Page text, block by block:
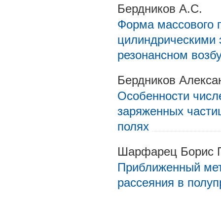
Бердников А.С.
Форма массового
цилиндрическими
резонансном
Бердников
Особенности
заряженных
полях
Шарфарец Борис
Приближенный
рассеяния в